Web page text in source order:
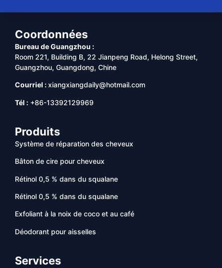
Coordonnées
Bureau de Guangzhou :
Room 221, Building B, 22 Jianpeng Road, Helong Street,
Guangzhou, Guangdong, Chine
Courriel :xiangxiangdaily@hotmail.com
Tél : +86-13392129969
Produits
Système de réparation des cheveux
Bâton de cire pour cheveux
Rétinol 0,5 % dans du squalane
Rétinol 0,5 % dans du squalane
Exfoliant à la noix de coco et au café
Déodorant pour aisselles
Services